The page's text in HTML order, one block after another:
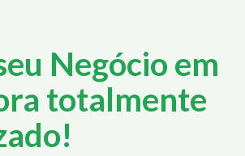
Negócio em
totalmente